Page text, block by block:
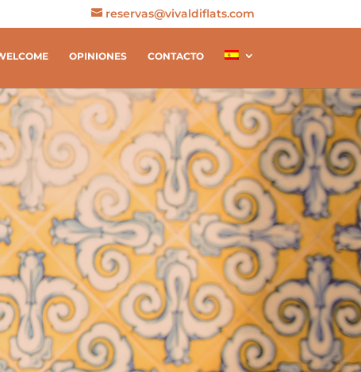
reservas@vivaldiflats.com
OPINIONES CONTACTO